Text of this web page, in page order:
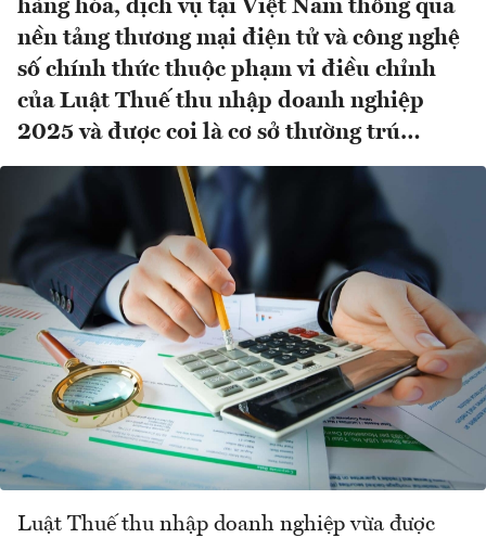
hàng hóa, dịch vụ tại Việt Nam thông qua
nền tảng thương mại điện tử và công nghệ
số chính thức thuộc phạm vi điều chỉnh
của Luật Thuế thu nhập doanh nghiệp
2025 và được coi là cơ sở thường trú…
Luật Thuế thu nhập doanh nghiệp vừa được